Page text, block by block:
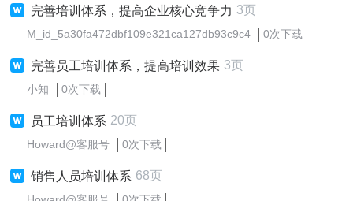
完善培训体系，提高企业核心竞争力 3页
M_id_5a30fa472dbf109e321ca127db93c9c4 0次下载
完善员工培训体系，提高培训效果 3页
小知 0次下载
员工培训体系 20页
Howard@客服号 0次下载
销售人员培训体系 68页